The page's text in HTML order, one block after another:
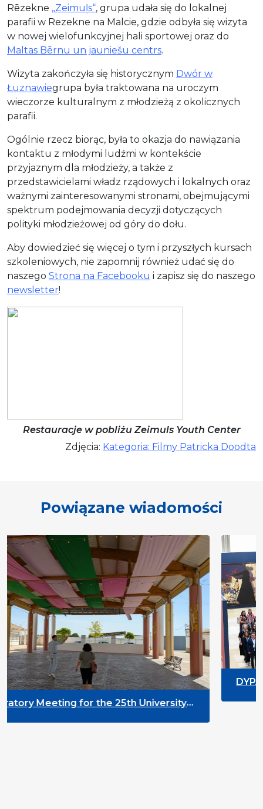
Rēzekne „Zeimuļs“, grupa udała się do lokalnej
parafii w Rezekne na Malcie, gdzie odbyła się wizyta
w nowej wielofunkcyjnej hali sportowej oraz do
Maltas Bērnu un jauniešu centrs.
Wizyta zakończyła się historycznym Dwór w
Łuznawiegrupa była traktowana na uroczym
wieczorze kulturalnym z młodzieżą z okolicznych
parafii.
Ogólnie rzecz biorąc, była to okazja do nawiązania
kontaktu z młodymi ludźmi w kontekście
przyjaznym dla młodzieży, a także z
przedstawicielami władz rządowych i lokalnych oraz
ważnymi zainteresowanymi stronami, obejmującymi
spektrum podejmowania decyzji dotyczących
polityki młodzieżowej od góry do dołu.
Aby dowiedzieć się więcej o tym i przyszłych kursach
szkoleniowych, nie zapomnij również udać się do
naszego Strona na Facebooku i zapisz się do naszego
newsletter!
Restauracje w pobliżu Zeimuls Youth Center
Zdjęcia: Kategoria: Filmy Patricka Doodta
Powiązane wiadomości
25th University
DYPALL Network at ALDA
2026 in Malta